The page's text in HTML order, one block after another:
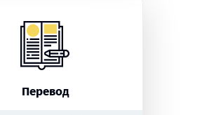
Перевод